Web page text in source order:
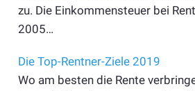
zu. Die Einkommensteuer bei
2005…
Die Top-Rentner-Ziele 2019
Wo am besten die Rente